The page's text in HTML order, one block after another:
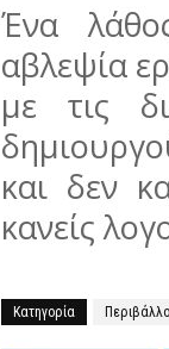
Ένα
αβλεψία
με τις
και δεν
κανείς
Κατηγορία